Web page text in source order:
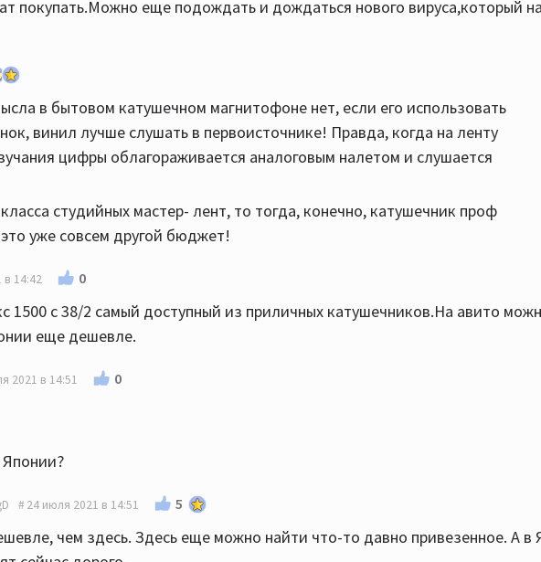
покупать.Можно еще подождать и дождаться нового вируса,который
в бытовом катушечном магнитофоне нет, если его использовать
винил лучше слушать в первоисточнике! Правда, когда на ленту
цифры облагораживается аналоговым налетом и слушается
студийных мастер- лент, то тогда, конечно, катушечник проф
уже совсем другой бюджет!
в 14:42 0
1500 с 38/2 самый доступный из приличных катушечников.На авито
еще дешевле.
2021 в 14:51 0
24 июля 2021 в 14:51 5
чем здесь. Здесь еще можно найти что-то давно привезенное. А в